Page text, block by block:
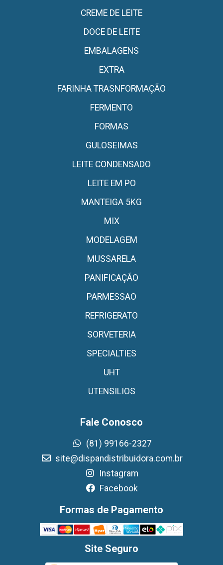
CREME DE LEITE
DOCE DE LEITE
EMBALAGENS
EXTRA
FARINHA TRASNFORMAÇÃO
FERMENTO
FORMAS
GULOSEIMAS
LEITE CONDENSADO
LEITE EM PO
MANTEIGA 5KG
MIX
MODELAGEM
MUSSARELA
PANIFICAÇÃO
PARMESSAO
REFRIGERATO
SORVETERIA
SPECIALTIES
UHT
UTENSILIOS
Fale Conosco
(81) 99166-2327
site@dispandistribuidora.com.br
Instagram
Facebook
Formas de Pagamento
Site Seguro